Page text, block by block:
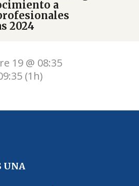
a
2024
19 @ 08:35
(1h)
UNA